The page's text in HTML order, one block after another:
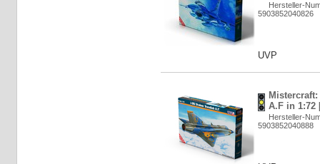
Hersteller-
5903852040826
UVP
A.F in 1:72
Hersteller-
5903852040888